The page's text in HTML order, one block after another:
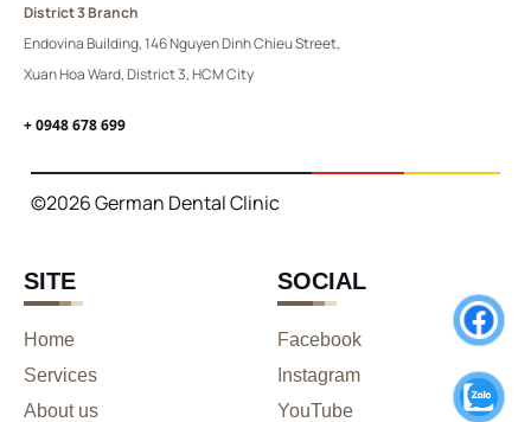
SITE
Home
Services
About us
SOCIAL
Facebook
Instagram
YouTube
District 3 Branch
Endovina Building, 146 Nguyen Dinh Chieu Street,
Xuan Hoa Ward, District 3, HCM City
+ 0948 678 699
©2026 German Dental Clinic